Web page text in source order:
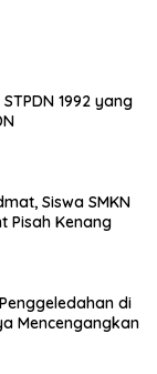
1992 yang
Siswa SMKN
Pisah Kenang
di
Mencengangkan